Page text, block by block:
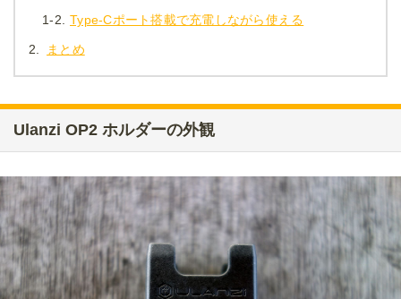
1-2. Type-Cポート搭載で充電しながら使える
2. まとめ
Ulanzi OP2 ホルダーの外観